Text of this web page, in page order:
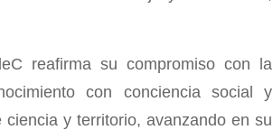
reafirma su compromiso con la
con conciencia social y
y territorio, avanzando en su